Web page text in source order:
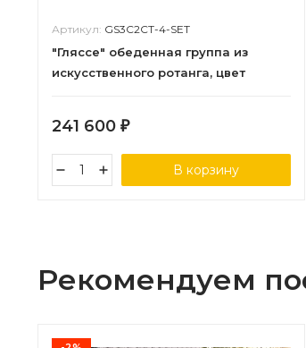
Артикул: GS3C2СT-4-SET
"Гляссе" обеденная группа из
искусственного ротанга, цвет
241 600 ₽
В корзину
Рекомендуем